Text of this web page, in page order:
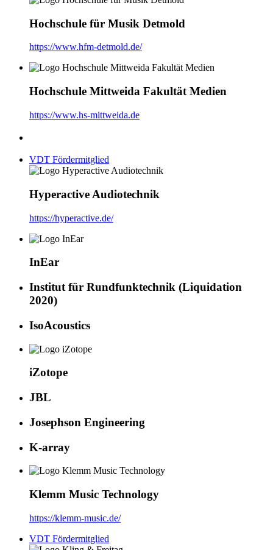
Hochschule für Musik Detmold
https://www.hfm-detmold.de/
Hochschule Mittweida Fakultät Medien
https://www.hs-mittweida.de
VDT Fördermitglied
Hyperactive Audiotechnik
https://hyperactive.de/
InEar
Institut für Rundfunktechnik (Liquidation
2020)
IsoAcoustics
iZotope
JBL
Josephson Engineering
K-array
Klemm Music Technology
https://klemm-music.de/
VDT Fördermitglied